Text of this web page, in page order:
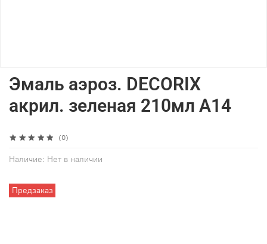
(0)
Наличие: Нет в наличии
Предзаказ
Эмаль аэроз. DECORIX
акрил. зеленая 210мл А14